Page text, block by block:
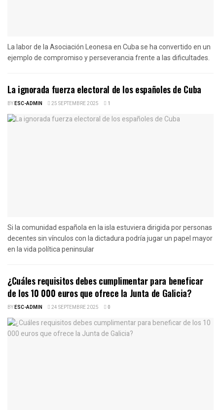
La labor de la Asociación Leonesa en Cuba se ha convertido en un
ejemplo de compromiso y perseverancia frente a las dificultades.
La ignorada fuerza electoral de los españoles de Cuba
BYESC-ADMIN 25 SEPTEMBRE 2025 1
Si la comunidad española en la isla estuviera dirigida por personas
decentes sin vínculos con la dictadura podría jugar un papel mayor
en la vida política peninsular
¿Cuáles requisitos debes cumplimentar para beneficar
de los 10 000 euros que ofrece la Junta de Galicia?
BYESC-ADMIN 24 SEPTEMBRE 2025 0